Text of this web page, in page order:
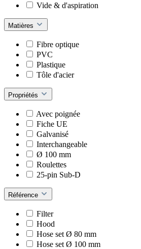
Vide & d'aspiration
Matières
Fibre optique
PVC
Plastique
Tôle d'acier
Propriétés
Avec poignée
Fiche UE
Galvanisé
Interchangeable
Ø 100 mm
Roulettes
25-pin Sub-D
Référence
Filter
Hood
Hose set Ø 80 mm
Hose set Ø 100 mm